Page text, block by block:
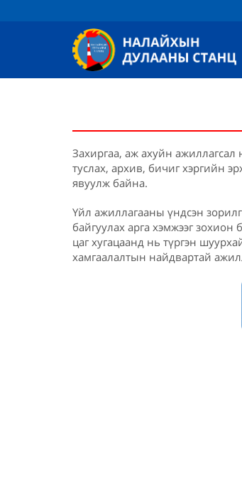
Захиргаа, аж ахуйн
туслах, архив, бичиг хэргийн
явуулж байна.
Үйл ажиллагааны үндсэн
байгуулах арга хэмжээг
цаг хугацаанд нь түргэн
хамгаалалтын найдвартай